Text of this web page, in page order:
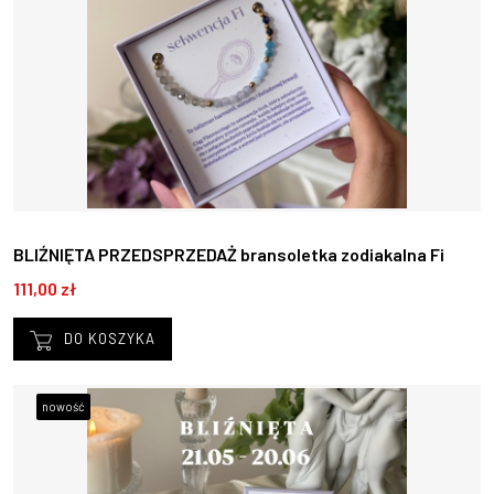
BLIŹNIĘTA PRZEDSPRZEDAŻ bransoletka zodiakalna Fi
21.05 -20.06
111,00 zł
DO KOSZYKA
nowość